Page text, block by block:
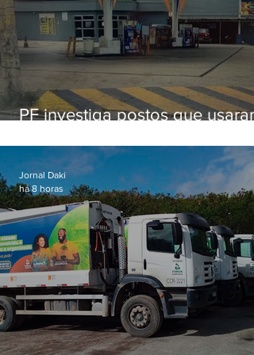
PF investiga postos que usaram
secretário morto em 2020
Jornal Daki
há 8 horas